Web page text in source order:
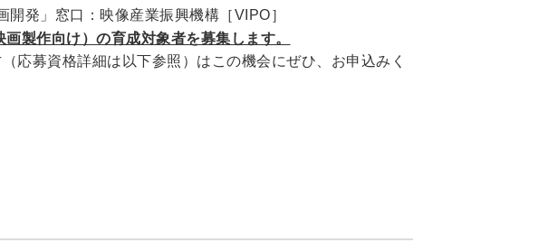
発」窓口：映像産業振興機構［VIPO］
製作向け）の育成対象者を募集します。
応募資格詳細は以下参照）はこの機会にぜひ、お申込みく